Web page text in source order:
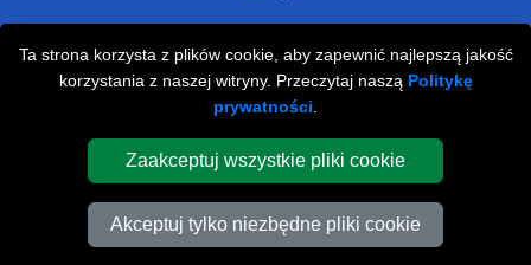
Ta strona korzysta z plików cookie, aby zapewnić najlepszą jakość
korzystania z naszej witryny. Przeczytaj naszą Politykę
prywatności
Zaakceptuj wszystkie pliki cookie
Akceptuj tylko niezbędne pliki cookie
Sprawdź Dostępność
Status Zamówienia
Lista Przewozowa
Płatności Online